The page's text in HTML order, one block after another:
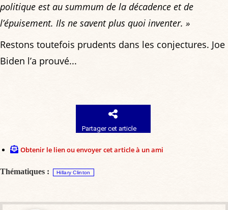
politique est au summum de la décadence et de
l’épuisement. Ils ne savent plus quoi inventer. »
Restons toutefois prudents dans les conjectures. Joe
Biden l’a prouvé...
Partager cet article
Obtenir le lien ou envoyer cet article à un ami
Thématiques : Hillary Clinton